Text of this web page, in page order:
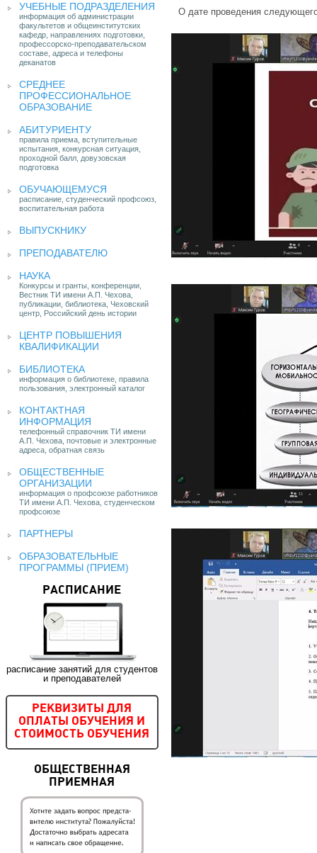
УЧЕБНЫЕ ПОДРАЗДЕЛЕНИЯ
информация об администрации
факультетов и общеинститутских
кафедр, направлениях подготовки,
профессорско-преподавательском
составе, адреса и телефоны
деканатов
СРЕДНЕЕ
ПРОФЕССИОНАЛЬНОЕ
ОБРАЗОВАНИЕ
АБИТУРИЕНТУ
правила приема, вступительные
испытания, конкурсная ситуация,
проходной балл, довузовская
подготовка
ОБУЧАЮЩЕМУСЯ
расписание, студенческий профсоюз,
воспитательная работа
ВЫПУСКНИКУ
ПРЕПОДАВАТЕЛЮ
НАУКА
Конкурсы и гранты, конференции,
Вестник ТИ имени А.П. Чехова,
публикации, библиотека, Чеховский
центр, Российский день истории
ЦЕНТР ПОВЫШЕНИЯ
КВАЛИФИКАЦИИ
БИБЛИОТЕКА
информация о библиотеке, правила
пользования, электронный каталог
КОНТАКТНАЯ
ИНФОРМАЦИЯ
телефонный справочник ТИ имени
А.П. Чехова, почтовые и электронные
адреса, обратная связь
ОБЩЕСТВЕННЫЕ
ОРГАНИЗАЦИИ
информация о профсоюзе работников
ТИ имени А.П. Чехова, студенческом
профсоюзе
ПАРТНЕРЫ
ОБРАЗОВАТЕЛЬНЫЕ
ПРОГРАММЫ (ПРИЕМ)
РАСПИСАНИЕ
расписание занятий для студентов
и преподавателей
РЕКВИЗИТЫ ДЛЯ
ОПЛАТЫ ОБУЧЕНИЯ И
СТОИМОСТЬ ОБУЧЕНИЯ
ОБЩЕСТВЕННАЯ
ПРИЕМНАЯ
О дате проведения